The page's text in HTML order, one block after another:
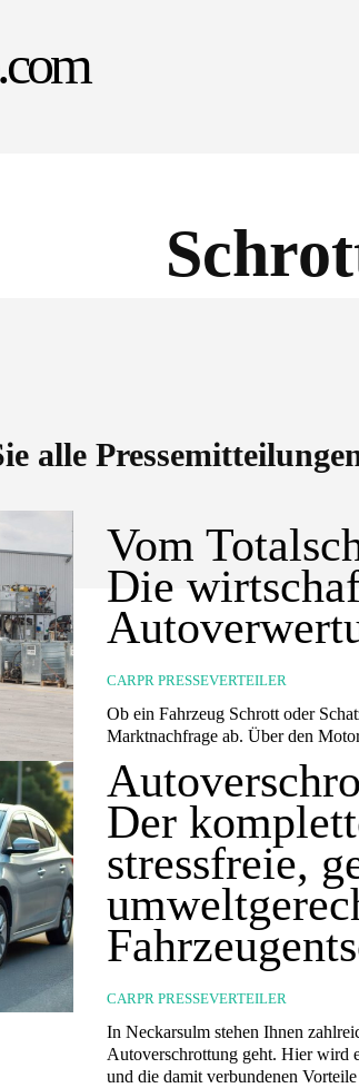
alle
Vom
Die
CARPR PRESSEVERTEILER
Ob ein Fahrzeug Schrott oder
Marktnachfrage ab. Über den
Der
stressfreie,
CARPR PRESSEVERTEILER
In Neckarsulm stehen Ihnen
Autoverschrottung geht. Hier wird
und die damit verbundenen